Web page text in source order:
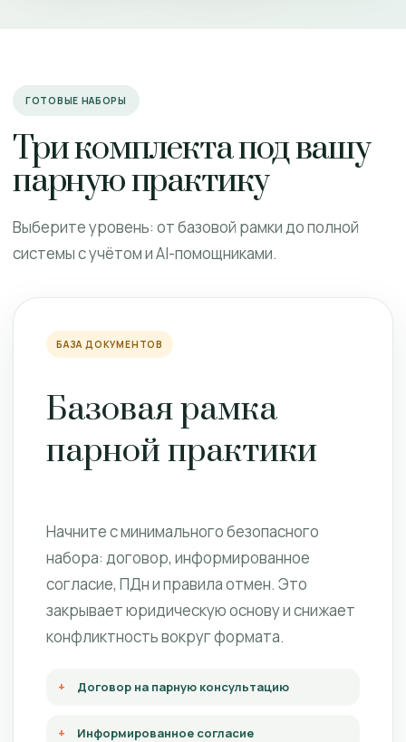
ГОТОВЫЕ НАБОРЫ
Три комплекта под вашу
парную практику
Выберите уровень: от базовой рамки до полной
системы с учётом и AI-помощниками.
БАЗА ДОКУМЕНТОВ
Базовая рамка
парной практики
Начните с минимального безопасного
набора: договор, информированное
согласие, ПДн и правила отмен. Это
закрывает юридическую основу и снижает
конфликтность вокруг формата.
Договор на парную консультацию
Информированное согласие